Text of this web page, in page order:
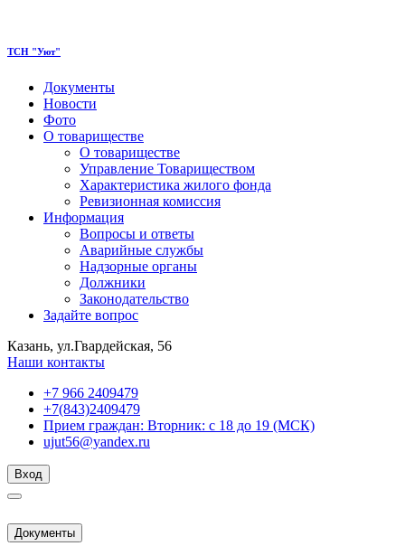
ТСН "Уют"
Документы
Новости
Фото
О товариществе
О товариществе
Управление Товариществом
Характеристика жилого фонда
Ревизионная комиссия
Информация
Вопросы и ответы
Аварийные службы
Надзорные органы
Должники
Законодательство
Задайте вопрос
Казань, ул.Гвардейская, 56
Наши контакты
+7 966 2409479
+7(843)2409479
Прием граждан: Вторник: с 18 до 19 (МСК)
ujut56@yandex.ru
Вход
Документы